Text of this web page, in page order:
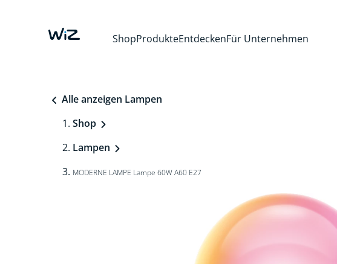
ShopProdukteEntdeckenFür Unternehmen
Alle anzeigen Lampen
Shop
Lampen
MODERNE LAMPE Lampe 60W A60 E27